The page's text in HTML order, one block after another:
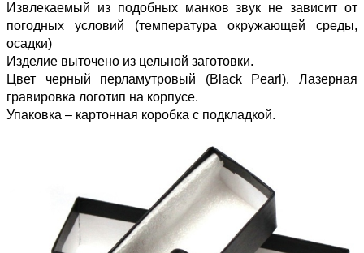
Извлекаемый из подобных манков звук не зависит от
погодных условий (температура окружающей среды,
осадки)
Изделие выточено из цельной заготовки.
Цвет черный перламутровый (Black Pearl). Лазерная
гравировка логотип на корпусе.
Упаковка – картонная коробка с подкладкой.